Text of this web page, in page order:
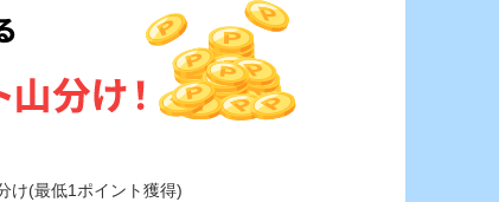
け(最低1ポイント獲得)